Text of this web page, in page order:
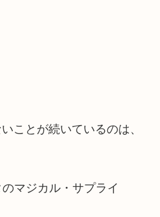
ことが続いているのは、
マジカル・サプライ